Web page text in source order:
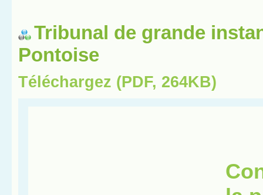
Tribunal de grande
Pontoise
Téléchargez (PDF, 264KB)